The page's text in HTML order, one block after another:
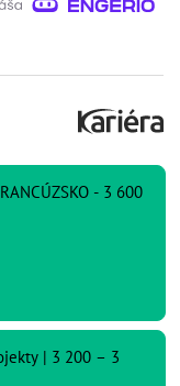
- 3 600
| 3 200 – 3